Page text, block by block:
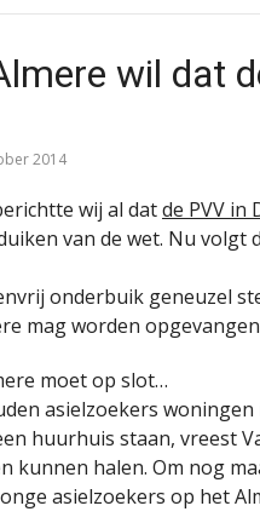
wil dat
2014
wij al datde PVV in
van de wet. Nu volgt
onderbuik geneuzel
mag worden
moet op slot…
asielzoekers
huurhuis staan, vreest
kunnen halen. Om nog
asielzoekers op het